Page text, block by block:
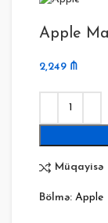
Apple
2,249 ₼
Müqayisə
Bölmə: Apple